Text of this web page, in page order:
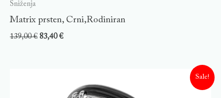
Sniženja
Matrix prsten, Crni,Rodiniran
139,00€ 83,40€
Sale!